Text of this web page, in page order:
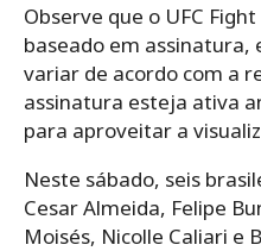
Observe que o UFC
baseado em assinatura,
variar de acordo com a
assinatura esteja ativa
para aproveitar a
Neste sábado, seis
Cesar Almeida, Felipe
Moisés, Nicolle Caliari e